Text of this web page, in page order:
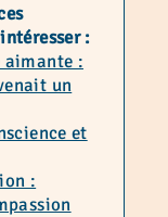
:
aimante :
un
et
: